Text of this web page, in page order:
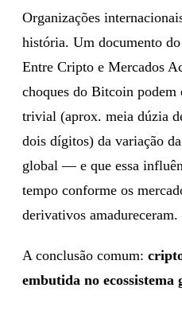
Organizações
história. Um documento
Entre Cripto e Mercados
choques do Bitcoin podem
trivial (aprox. meia dúzia
dois dígitos) da variação
global — e que essa
tempo conforme os
derivativos amadureceram.
A conclusão comum:
embutida no ecossistema